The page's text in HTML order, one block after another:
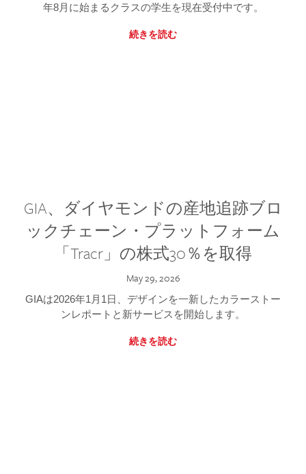
年8月に始まるクラスの学生を現在受付中です。
続きを読む
GIA、ダイヤモンドの産地追跡ブロ
ックチェーン・プラットフォーム
「Tracr」の株式30％を取得
May 29, 2026
GIAは2026年1月1日、デザインを一新したカラーストー
ンレポートと新サービスを開始します。
続きを読む